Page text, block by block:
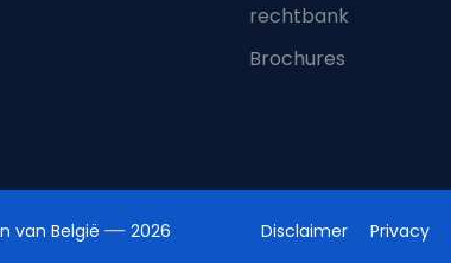
rechtbank
Brochures
van België 2026 Disclaimer Privacy